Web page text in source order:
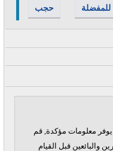
حجب
معلومات مؤكدة, قم
والبائعين قبل القيام